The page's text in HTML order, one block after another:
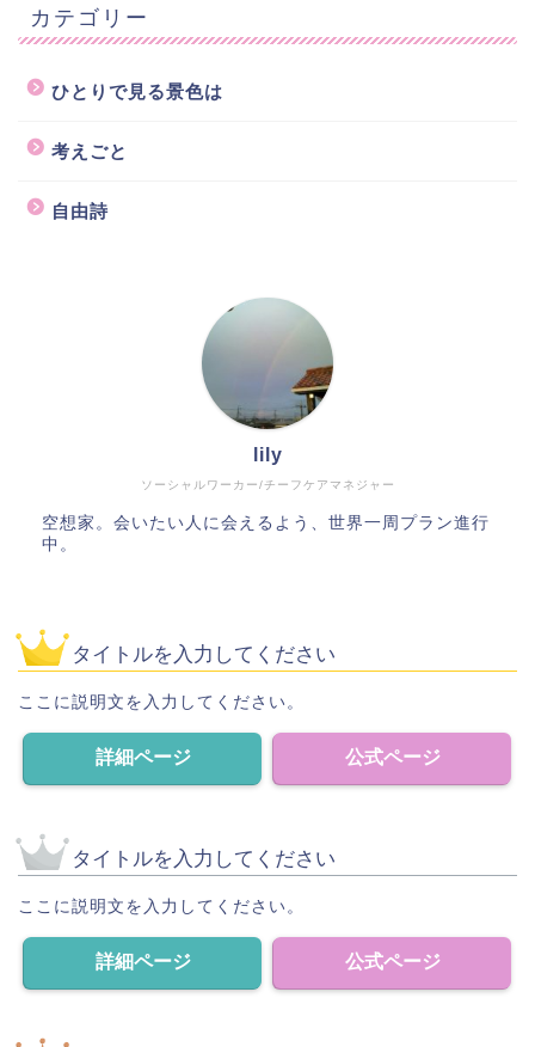
カテゴリー
ひとりで見る景色は
考えごと
自由詩
ソーシャルワーカー/チーフケアマネジャー
lily
空想家。会いたい人に会えるよう、世界一周プラン進行
中。
タイトルを入力してください
ここに説明文を入力してください。
詳細ページ 公式ページ
タイトルを入力してください
ここに説明文を入力してください。
詳細ページ 公式ページ